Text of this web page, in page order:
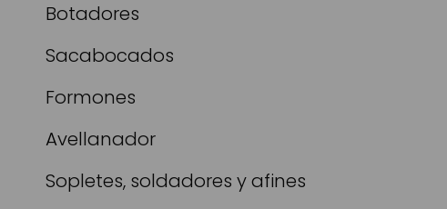
Botadores
Sacabocados
Formones
Avellanador
Sopletes, soldadores y afines